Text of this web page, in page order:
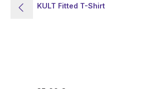
KULT Fitted T-Shirt